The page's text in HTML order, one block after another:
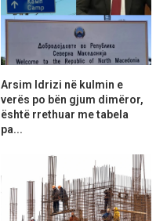
Arsim Idrizi në kulmin e
verës po bën gjum dimëror,
është rrethuar me tabela
pa...